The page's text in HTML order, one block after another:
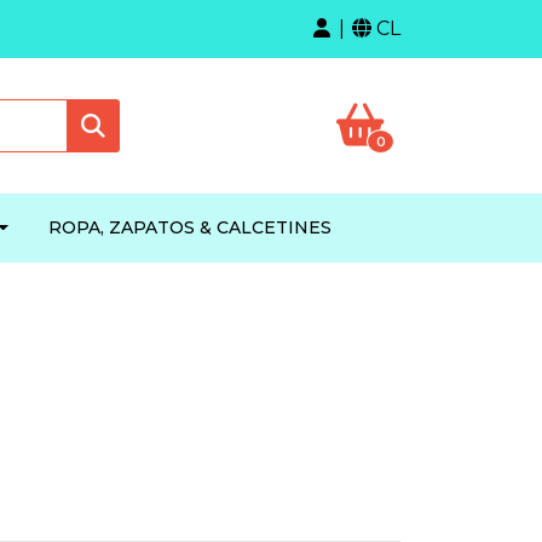
CL
0
ROPA, ZAPATOS & CALCETINES